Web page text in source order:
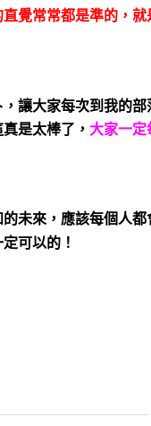
覺常常都是準的，就
讓大家每次到我的
是太棒了， 大家一
未來，應該每個人
定可以的 ！